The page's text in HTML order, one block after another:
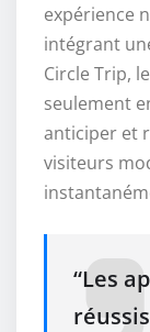
expérience
intégrant
Circle Trip,
seulement
anticiper et
visiteurs
“Les